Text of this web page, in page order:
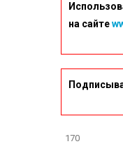
на сайте
170